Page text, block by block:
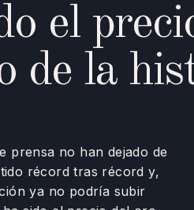
el
de la
prensa no han dejado de
récord tras récord y,
ya no podría subir